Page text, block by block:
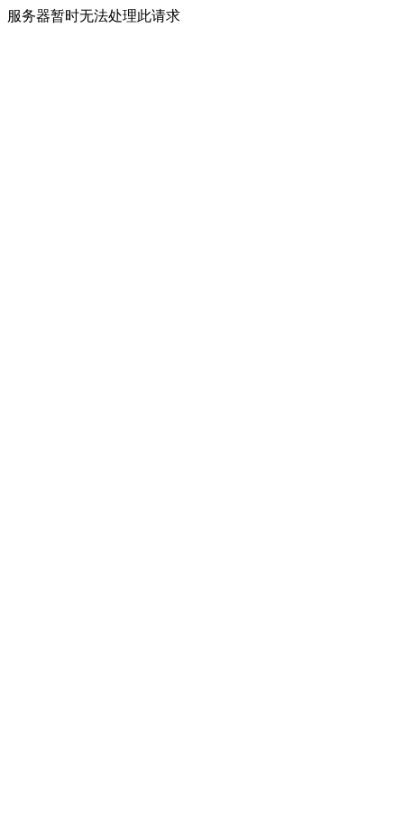
服务器暂时无法处理此请求